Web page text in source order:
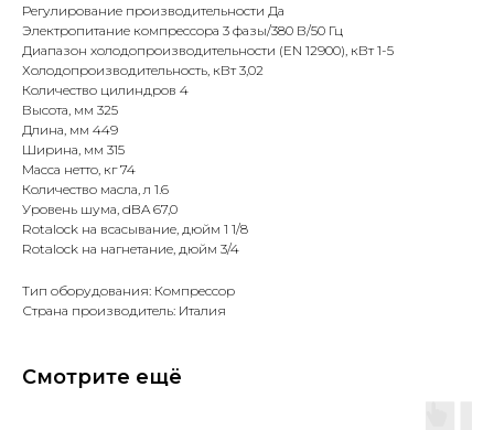
Регулирование производительности Да
Электропитание компрессора 3 фазы/380 В/50 Гц
Диапазон холодопроизводительности (EN 12900), кВт 1-5
Холодопроизводительность, кВт 3,02
Количество цилиндров 4
Высота, мм 325
Длина, мм 449
Ширина, мм 315
Масса нетто, кг 74
Количество масла, л 1.6
Уровень шума, dBA 67,0
Rotalock на всасывание, дюйм 1 1/8
Rotalock на нагнетание, дюйм 3/4
Тип оборудования: Компрессор
Страна производитель: Италия
Смотрите ещё